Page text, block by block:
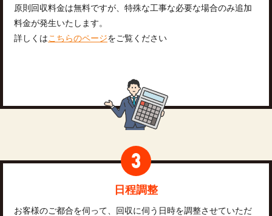
原則回収料金は無料ですが、特殊な工事な必要な場合のみ追加
料金が発生いたします。
詳しくはこちらのページをご覧ください
日程調整
お客様のご都合を伺って、回収に伺う日時を調整させていただ